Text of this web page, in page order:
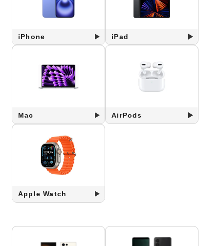
iPhone iPad
Mac AirPods
Apple Watch